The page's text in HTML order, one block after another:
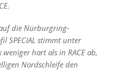
die Nürburgring-
SPECIAL stimmt unter
hart als in RACE ab,
Nordschleife den